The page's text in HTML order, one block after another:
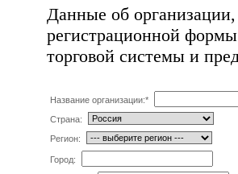
Данные об
регистрационной
торговой системы и
Название организации:*
Страна:
Регион:
Город: